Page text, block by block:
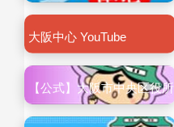
大阪中心 YouTube
【公式】大阪市中央区役所